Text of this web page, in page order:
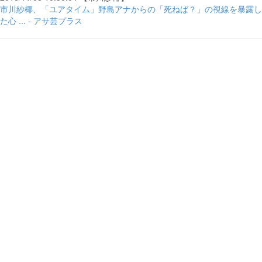
市川紗椰、「ユアタイム」野島アナからの「死ねば？」の視線を暴露し
た心 ... - アサ芸プラス